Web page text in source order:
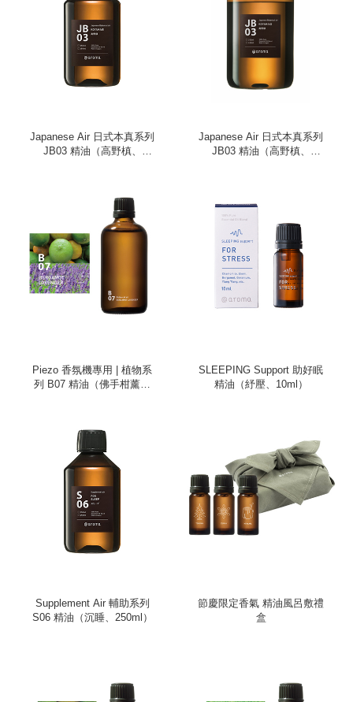
Japanese Air 日式本真系列
JB03 精油（高野槙、
Japanese Air 日式本真系列
JB03 精油（高野槙、
Piezo 香氛機專用 | 植物系
列 B07 精油（佛手柑薰衣
SLEEPING Support 助好眠
精油（紓壓、10ml）
Supplement Air 輔助系列
S06 精油（沉睡、250ml）
節慶限定香氣 精油風呂敷禮
盒